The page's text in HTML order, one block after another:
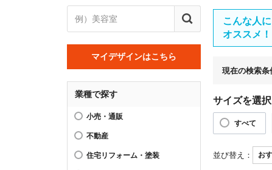
マイデザインはこちら
業種で探す
小売・通販
不動産
住宅リフォーム・塗装
こんな人に
オススメ！
現在の検索条
サイズを選
すべて
並び替え：